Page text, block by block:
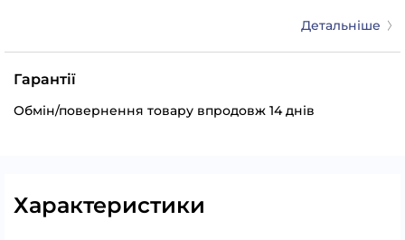
Детальніше
Гарантії
Обмін/повернення товару впродовж 14 днів
Характеристики